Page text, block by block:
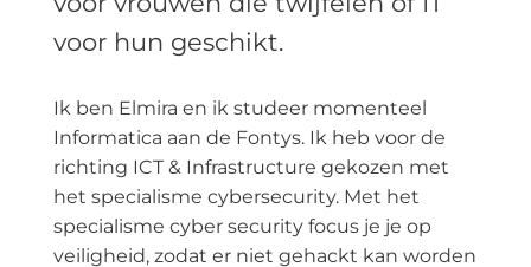
voor hun geschikt.
Ik ben Elmira en ik studeer momenteel
Informatica aan de Fontys. Ik heb voor de
richting ICT & Infrastructure gekozen met
het specialisme cybersecurity. Met het
specialisme cyber security focus je je op
veiligheid, zodat er niet gehackt kan worden